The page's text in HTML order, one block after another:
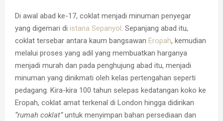
Di awal abad ke-17, coklat menjadi minuman penyegar
yang digemari di istana Sepanyol. Sepanjang abad itu,
coklat tersebar antara kaum bangsawan Eropah, kemudian
melalui proses yang adil yang membuatkan harganya
menjadi murah dan pada penghujung abad itu, menjadi
minuman yang dinikmati oleh kelas pertengahan seperti
pedagang. Kira-kira 100 tahun selepas kedatangan koko ke
Eropah, coklat amat terkenal di London hingga didirikan
“rumah coklat”untuk menyimpan bahan persediaan dan